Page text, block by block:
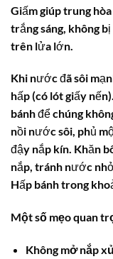
Giấm giúp trung
trắng sáng, không
trên lửa lớn.
Khi nước đã sôi
hấp (có lót giấy
bánh để chúng
nồi nước sôi, phủ
đậy nắp kín. Khăn
nắp, tránh nước
Hấp bánh trong
Một số mẹo quan
Không mở nắp